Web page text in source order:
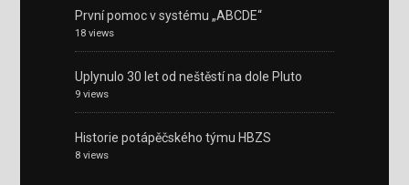
První pomoc v systému „ABCDE“
18 views
Uplynulo 30 let od neštěstí na dole Pluto
9 views
Historie potápěčského týmu HBZS
8 views